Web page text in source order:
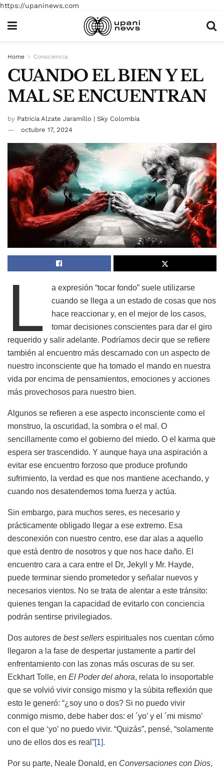
https://upaninews.com
Home Consciencia
CUANDO EL BIEN Y EL
MAL SE ENCUENTRAN
by Patricia Alzate Jaramillo | Sky Colombia
octubre 17, 2024
L
a expresión “tocar fondo” suele utilizarse
cuando se llega a un estado de cosas que nos
hace reaccionar y, en el mejor de los casos,
tomar decisiones conscientes para dar el giro
requerido y salir adelante. Podríamos decir que se refiere
también al encuentro más descarnado con un aspecto de
nuestro inconsciente que ha tomado el mando en nuestra
vida por encima de pensamientos, emociones y acciones
más provechosos para nuestro bien.
Algunos se refieren a ese aspecto inconsciente como el
monstruo, la oscuridad, la sombra o el mal. O
sencillamente como el gobierno del miedo. O el karma que
espera ser trascendido. Y aunque haya una aspiración a
evitar ese encuentro forzoso que produce profundo
sufrimiento, la verdad es que nos mantiene acechando, y
cuando nos desatendemos toma fuerza y actúa.
Sin embargo, para muchos seres, es necesario y
prácticamente obligado llegar a ese extremo. Esa
desconexión con nuestro centro, ese dar alas a aquello
que está dentro de nosotros y que nos hace daño. El
encuentro cara a cara entre el Dr, Jekyll y Mr. Hayde,
puede terminar siendo prometedor y señalar nuevos y
necesarios vientos. No se trata de alentar a este tránsito:
quienes tengan la capacidad de evitarlo con conciencia
podrán sentirse privilegiados.
Dos autores de best sellers espirituales nos cuentan cómo
llegaron a la fase de despertar justamente a partir del
enfrentamiento con las zonas más oscuras de su ser.
Eckhart Tolle, en El Poder del ahora, relata lo insoportable
que se volvió vivir consigo mismo y la súbita reflexión que
esto le generó: “¿soy uno o dos? Si no puedo vivir
conmigo mismo, debe haber dos: el ´yo’ y el ´mi mismo’
con el que ‘yo’ no puedo vivir. “Quizás”, pensé, “solamente
uno de ellos dos es real”[1].
Por su parte, Neale Donald, en Conversaciones con Dios,